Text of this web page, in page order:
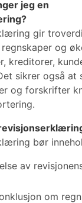
jeg en
gir
og
kreditorer,
sikrer også at
og forskrifter
bør
av
om